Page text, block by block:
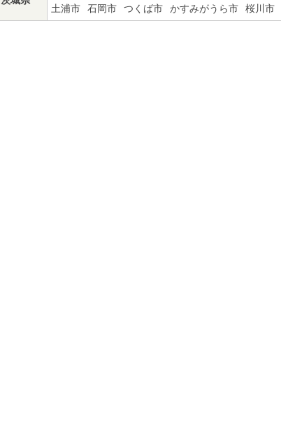
土浦市
石岡市 つくば市 かすみがうら市 桜川市